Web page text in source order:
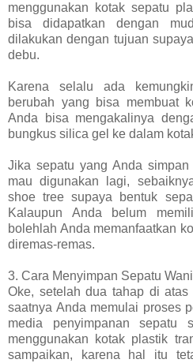
menggunakan kotak sepatu
bisa didapatkan dengan
dilakukan dengan tujuan
debu.
Karena selalu ada
berubah yang bisa membuat
Anda bisa mengakalinya
bungkus silica gel ke dalam
Jika sepatu yang Anda
mau digunakan lagi,
shoe tree supaya bentuk
Kalaupun Anda belum
bolehlah Anda memanfaatkan
diremas-remas.
3. Cara Menyimpan Sepatu
Oke, setelah dua tahap di
saatnya Anda memulai proses
media penyimpanan sepatu
menggunakan kotak plastik
sampaikan, karena hal itu